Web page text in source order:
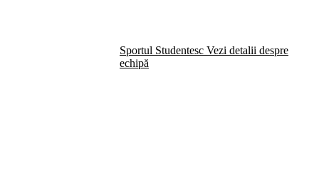
Sportul Studentesc Vezi detalii despre
echipă